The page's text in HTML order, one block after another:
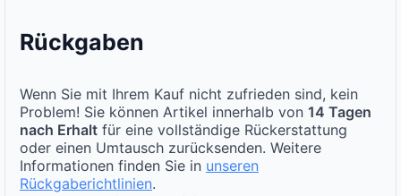
Rückgaben
Wenn Sie mit Ihrem Kauf nicht zufrieden sind, kein
Problem! Sie können Artikel innerhalb von 14 Tagen
nach Erhalt für eine vollständige Rückerstattung
oder einen Umtausch zurücksenden. Weitere
Informationen finden Sie in unseren
Rückgaberichtlinien.